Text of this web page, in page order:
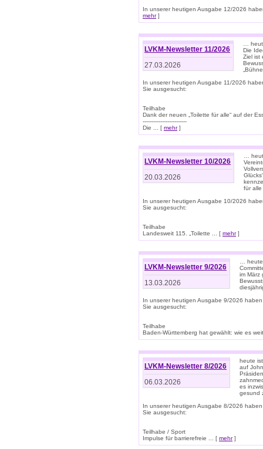
In unserer heutigen Ausgabe 12/2026
mehr]
LVKM-Newsletter 11/2026
27.03.2026
…
Die
Ziel ist
In unserer heutigen Ausgabe 11/2026
Sie ausgesucht:
Teilhabe
Dank der neuen „Toilette für alle“ auf der
-------------------------
Die ... [ mehr]
LVKM-Newsletter 10/2026
20.03.2026
…
für
In unserer heutigen Ausgabe 10/2026
Sie ausgesucht:
Teilhabe
Landesweit 115. „Toilette ... [ mehr]
LVKM-Newsletter 9/2026
13.03.2026
…
im März
In unserer heutigen Ausgabe 9/2026
Sie ausgesucht:
Teilhabe
Baden-Württemberg hat gewählt: wie es
LVKM-Newsletter 8/2026
06.03.2026
heute
auf
es
gesund
In unserer heutigen Ausgabe 8/2026
Sie ausgesucht:
Teilhabe / Sport
Impulse für barrierefreie ... [ mehr]